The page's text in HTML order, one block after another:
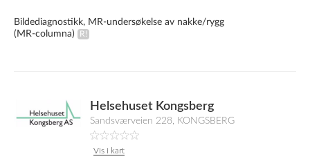
Bildediagnostikk, MR-undersøkelse av nakke/rygg
(MR-columna)
Helsehuset Kongsberg
Sandsværveien 228, KONGSBERG
Vis i kart